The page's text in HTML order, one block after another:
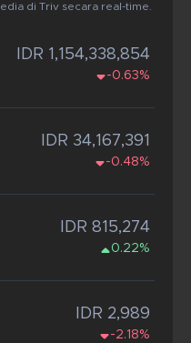
di Triv secara real-time.
IDR 1,154,338,854
-0.63%
IDR 34,167,391
-0.48%
IDR 815,274
0.22%
IDR 2,989
-2.18%